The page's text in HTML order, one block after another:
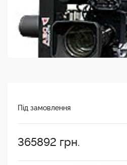
Під замовлення
365892 грн.